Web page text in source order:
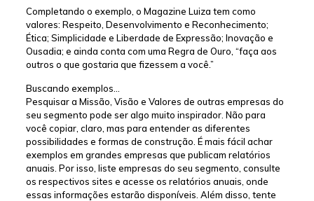
Completando o exemplo, o Magazine Luiza tem como
valores: Respeito, Desenvolvimento e Reconhecimento;
Ética; Simplicidade e Liberdade de Expressão; Inovação e
Ousadia; e ainda conta com uma Regra de Ouro, “faça aos
outros o que gostaria que fizessem a você.”
Buscando exemplos…
Pesquisar a Missão, Visão e Valores de outras empresas do
seu segmento pode ser algo muito inspirador. Não para
você copiar, claro, mas para entender as diferentes
possibilidades e formas de construção. É mais fácil achar
exemplos em grandes empresas que publicam relatórios
anuais. Por isso, liste empresas do seu segmento, consulte
os respectivos sites e acesse os relatórios anuais, onde
essas informações estarão disponíveis. Além disso, tente